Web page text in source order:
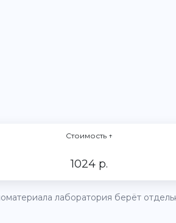
Стоимость ↑
1024 р.
лаборатория берёт